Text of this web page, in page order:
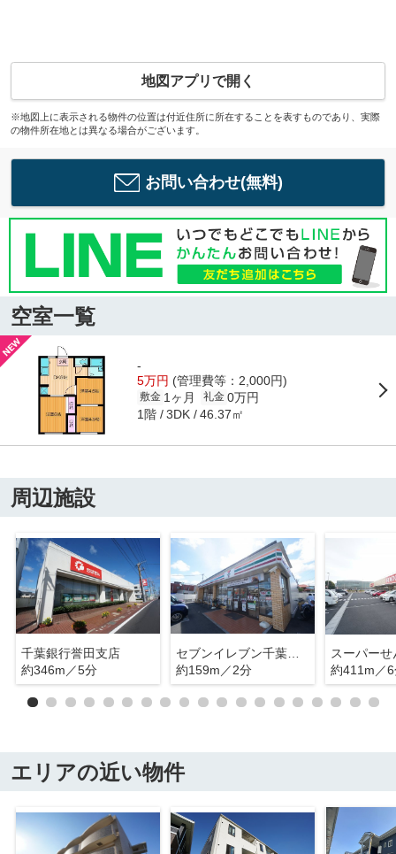
地図アプリで開く
※地図上に表示される物件の位置は付近住所に所在することを表すものであり、実際
の物件所在地とは異なる場合がございます。
お問い合わせ(無料)
空室一覧
-
5万円 (管理費等：2,000円)
敷金 1ヶ月 礼金 0万円
1階 3DK 46.37㎡
周辺施設
千葉銀行誉田支店
約346m／5分
セブンイレブン千葉誉田駅前
約159m／2分
約411m／
エリアの近い物件